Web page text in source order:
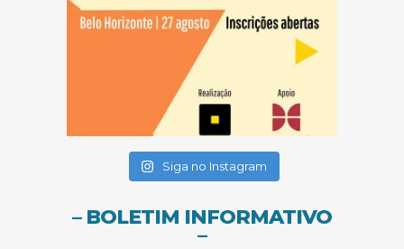
Siga no Instagram
– BOLETIM INFORMATIVO
–